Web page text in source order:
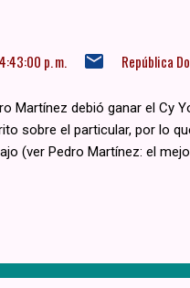
p. m. República
Martínez debió ganar el Cy
sobre el particular, por lo
(ver Pedro Martínez: el